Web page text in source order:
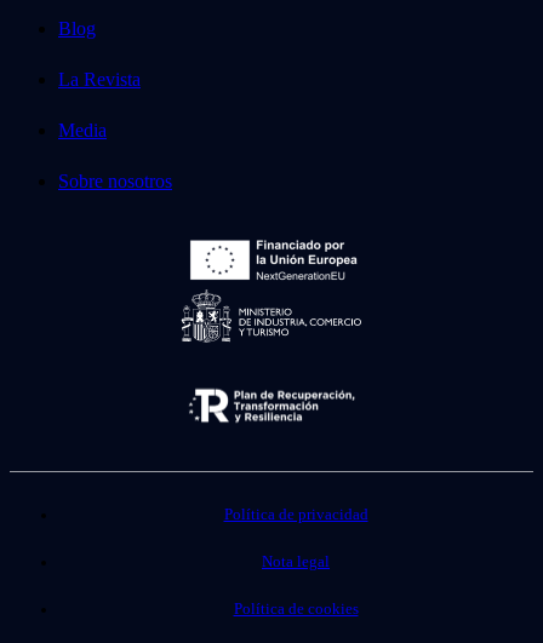
Blog
La Revista
Media
Sobre nosotros
Política de privacidad
Nota legal
Política de cookies